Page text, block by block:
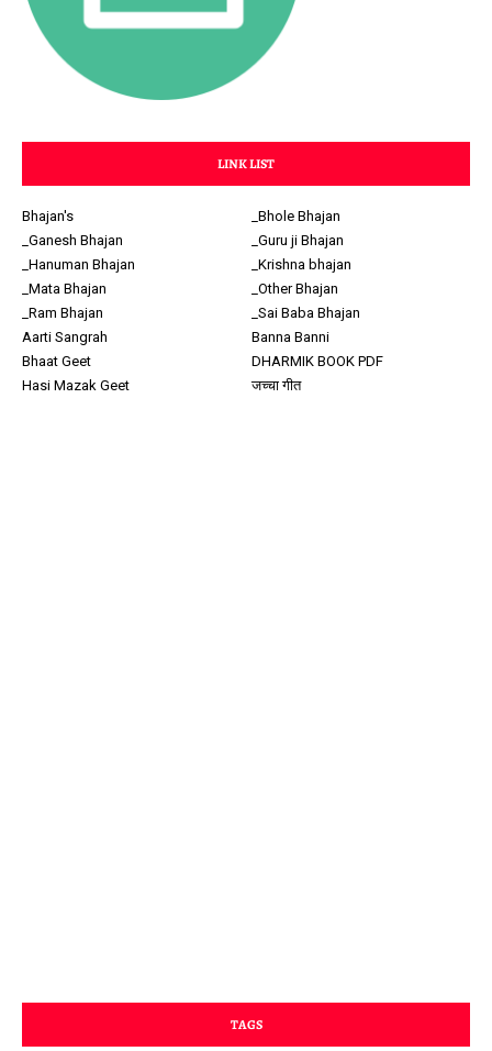
LINK LIST
Bhajan's
_Bhole Bhajan
_Ganesh Bhajan
_Guru ji Bhajan
_Hanuman Bhajan
_Krishna bhajan
_Mata Bhajan
_Other Bhajan
_Ram Bhajan
_Sai Baba Bhajan
Aarti Sangrah
Banna Banni
Bhaat Geet
DHARMIK BOOK PDF
Hasi Mazak Geet
जच्चा गीत
TAGS